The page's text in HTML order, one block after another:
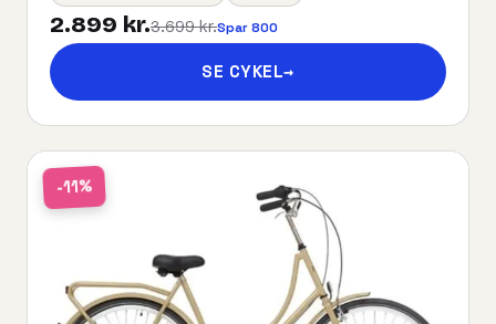
2.899 kr.3.699 kr.Spar 800
SE CYKEL→
-11%